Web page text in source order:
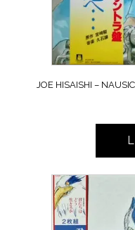
JOE HISAISHI –